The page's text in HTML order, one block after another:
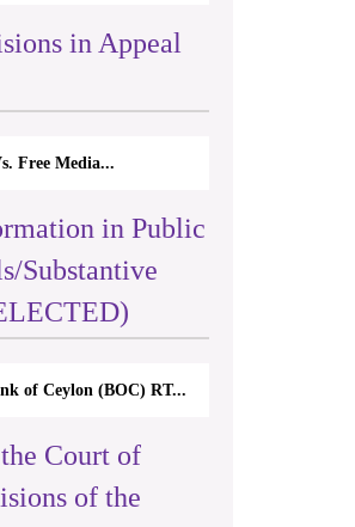
in Appeal
Free Media...
in Public
Substantive
of Ceylon (BOC) RT...
Court of
of the